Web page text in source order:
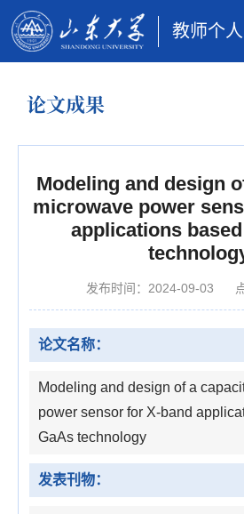
教师个
论文成果
Modeling and design
microwave power
applications
发布时间：2024-09-03
论文名称：
Modeling and design of a
power sensor for X-band
GaAs technology
发表刊物：